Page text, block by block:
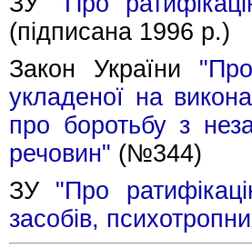
(підписана 1996 р.)
Закон України
укладеної на
про боротьбу з
речовин" (№344)
ЗУ "Про
засобів,